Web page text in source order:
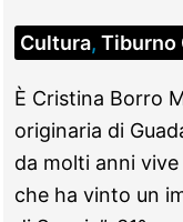
Cultura, Tiburno
È Cristina Borro
originaria di
da molti anni
che ha vinto un